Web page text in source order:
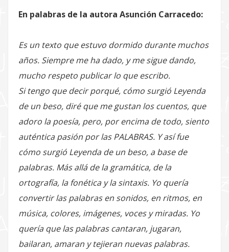
En palabras de la autora Asunción Carracedo:
Es un texto que estuvo dormido durante muchos
años. Siempre me ha dado, y me sigue dando,
mucho respeto publicar lo que escribo.
Si tengo que decir porqué, cómo surgió Leyenda
de un beso, diré que me gustan los cuentos, que
adoro la poesía, pero, por encima de todo, siento
auténtica pasión por las PALABRAS. Y así fue
cómo surgió Leyenda de un beso, a base de
palabras. Más allá de la gramática, de la
ortografía, la fonética y la sintaxis. Yo quería
convertir las palabras en sonidos, en ritmos, en
música, colores, imágenes, voces y miradas. Yo
quería que las palabras cantaran, jugaran,
bailaran, amaran y tejieran nuevas palabras.